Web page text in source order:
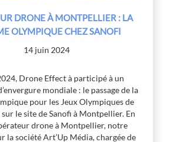
DRONE À MONTPELLIER : LA
OLYMPIQUE CHEZ SANOFI
14 juin 2024
Drone Effect à participé à un
mondiale : le passage de la
pour les Jeux Olympiques de
le site de Sanofi à Montpellier. En
drone à Montpellier, notre
la société Art’Up Média, chargée de